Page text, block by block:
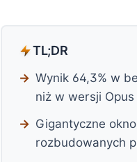
TL;DR
Wynik 64,3% w
niż w wersji Opus
Gigantyczne
rozbudowanych